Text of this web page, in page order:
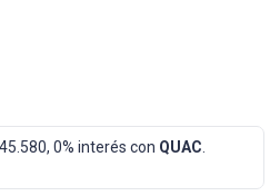
0% interés con QUAC